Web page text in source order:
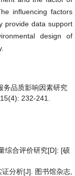
influencing factors
provide data support
design of
务品质影响因素研究
232-241.
综合评价研究[D]: [硕
分析[J]. 图书馆杂志,